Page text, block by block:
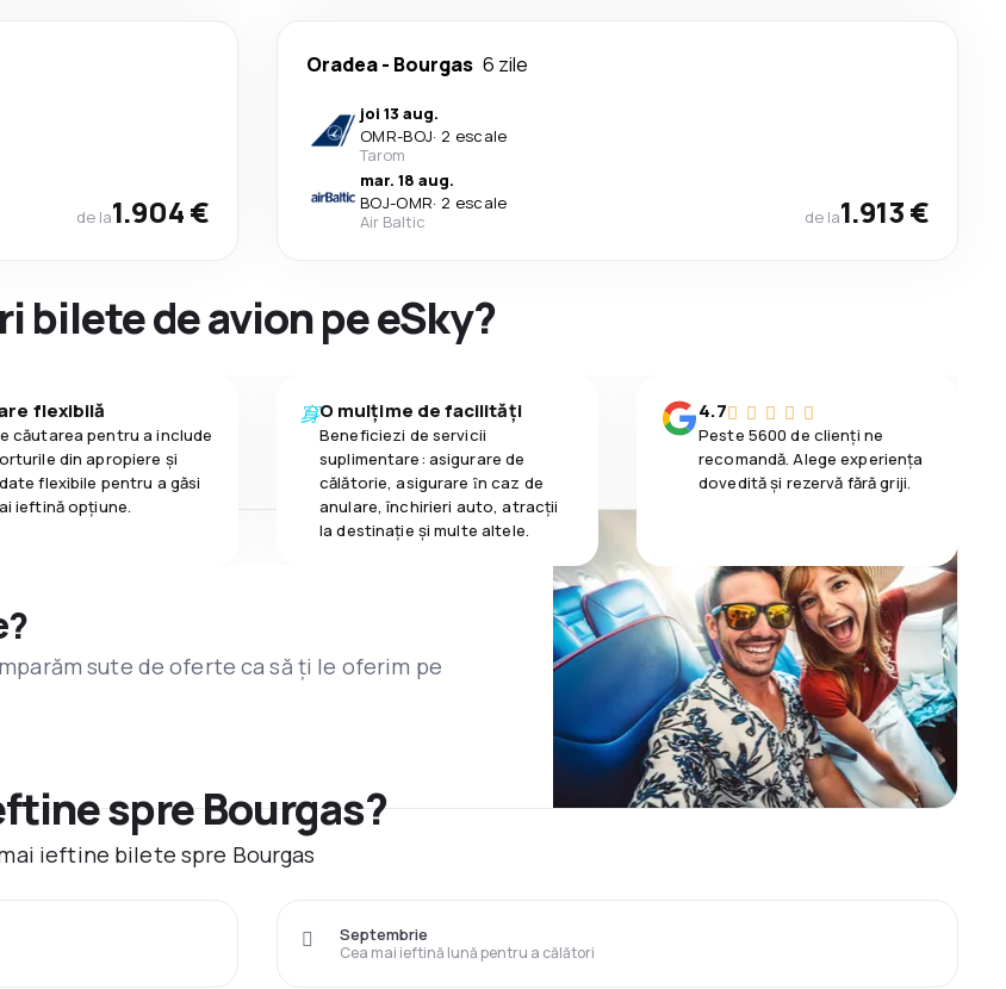
de la1.904 €
Oradea- Bourgas 6 zile
joi 13 aug.
OMR-BOJ· 2 escale
Tarom
mar. 18 aug.
BOJ-OMR· 2 escale
Air Baltic
de la1.913 €
bilete de avion pe eSky?
flexibilă
căutarea pentru a include
din apropiere și
flexibile pentru a găsi
ieftină opțiune.
O mulțime de facilități
Beneficiezi de servicii
suplimentare: asigurare de
călătorie, asigurare ȋn caz de
anulare, închirieri auto, atracții
la destinaţie și multe altele.
4.7
Peste 5600 de clienți ne
recomandă. Alege experiența
dovedită și rezervă fără griji.
sute de oferte ca să ți le oferim pe
spre Bourgas?
ieftine bilete spre Bourgas
Cea mai ieftină lună pentru a călători
Septembrie